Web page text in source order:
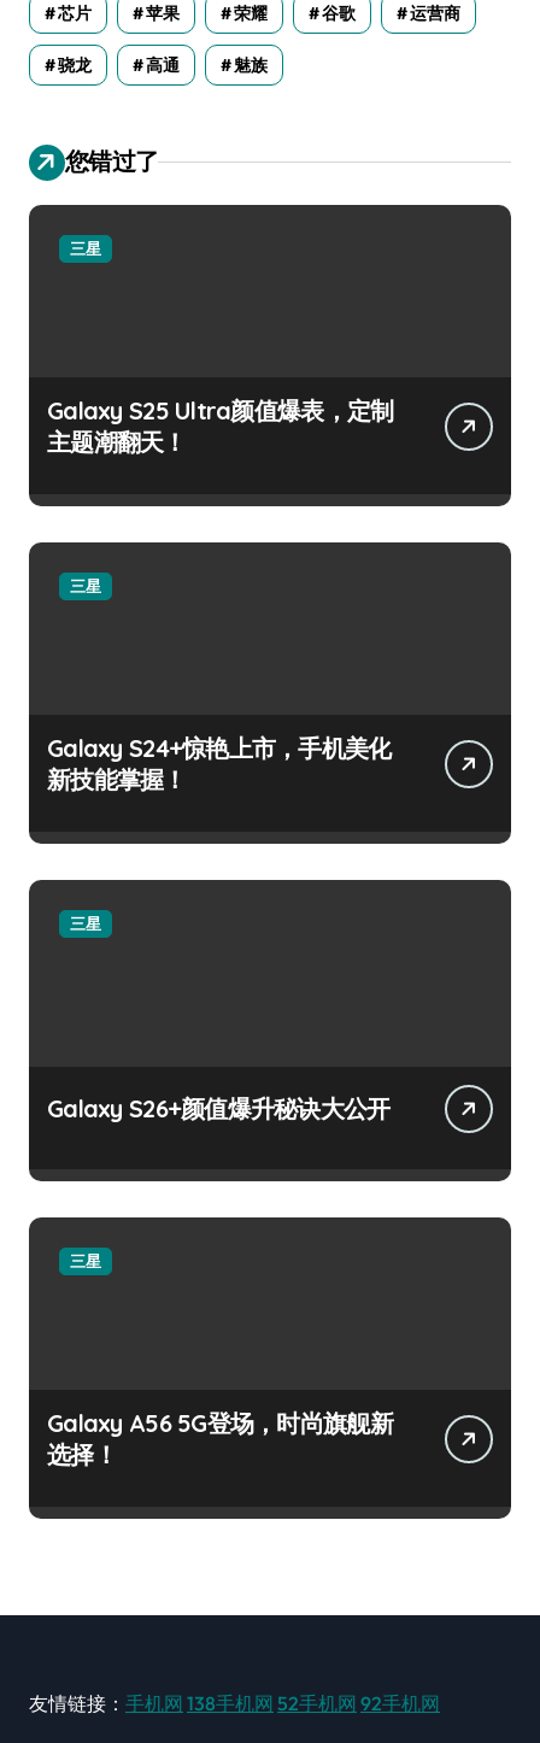
芯片 苹果 荣耀 谷歌 运营商
骁龙 高通 魅族
您错过了
三星
Galaxy S25 Ultra颜值爆表，定制
主题潮翻天！
三星
Galaxy S24+惊艳上市，手机美化
新技能掌握！
三星
Galaxy S26+颜值爆升秘诀大公开
三星
Galaxy A56 5G登场，时尚旗舰新
选择！
友情链接： 手机网 138手机网 52手机网 92手机网